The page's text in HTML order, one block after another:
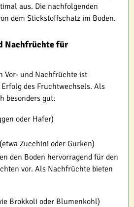
aus. Die nachfolgenden
dem Stickstoffschatz im Boden.
Nachfrüchte für
Vor- und Nachfrüchte ist
des Fruchtwechsels. Als
besonders gut:
oder Hafer)
Zucchini oder Gurken)
den Boden hervorragend für den
vor. Als Nachfrüchte bieten
Brokkoli oder Blumenkohl)